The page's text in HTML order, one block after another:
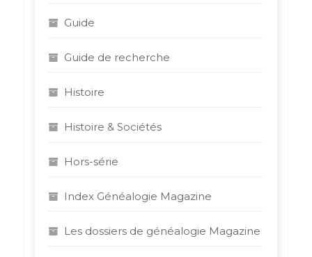
Guide
Guide de recherche
Histoire
Histoire & Sociétés
Hors-série
Index Généalogie Magazine
Les dossiers de généalogie Magazine